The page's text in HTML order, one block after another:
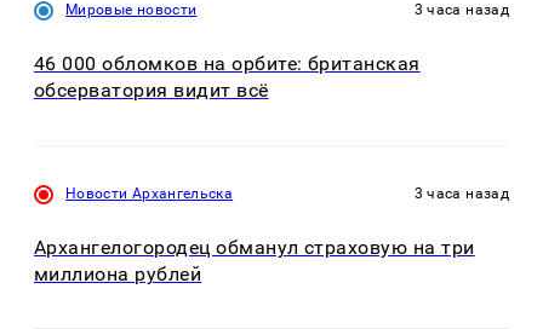
Мировые новости 3 часа назад
46 000 обломков на орбите: британская
обсерватория видит всё
Новости Архангельска 3 часа назад
Архангелогородец обманул страховую на три
миллиона рублей